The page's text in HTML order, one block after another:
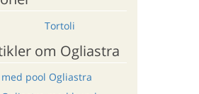
Tortoli
om Ogliastra
pool Ogliastra